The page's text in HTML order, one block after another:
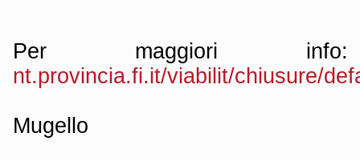
Per maggiori
nt.provincia.fi.it/viabilit/chiusure/
Mugello